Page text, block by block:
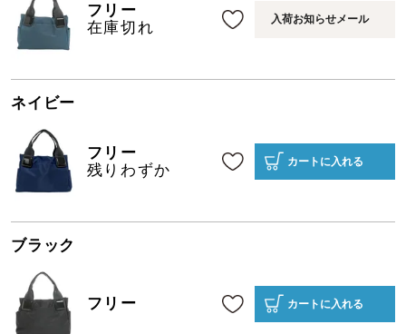
フリー
在庫切れ
入荷お知らせメール
ネイビー
フリー
残りわずか
カートに入れる
ブラック
フリー カートに入れる